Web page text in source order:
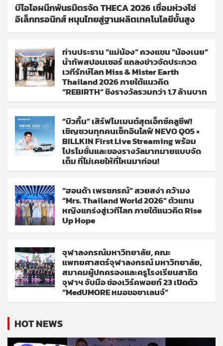
บีโอไอผนึกพันธมิตรจัด THECA 2026 เชื่อมห่วงโซ่
อิเล็กทรอนิกส์ หนุนไทยสู่ฐานผลิตเทคโนโลยีขั้นสูง
ท่านประธาน “แม่น้อง” ควงแขน “น้องเนย”
นำทัพสปอนเซอร์ แถลงข่าวจัดประกวด
เวทีรักษ์โลก Miss & Mister Earth
Thailand 2026 ภายใต้แนวคิด
“REBIRTH” ชิงรางวัลรวมกว่า 1.7 ล้านบาท
“บิวกิ้น” เสิร์ฟโมเมนต์สุดเอ็กซ์คลูซีฟ!
เชิญชวนทุกคนเช็กอินไลฟ์ NEVO Q05 ×
BILLKIN First Live Streaming พร้อม
โปรโมชั่นและของรางวัลมากมายแบบจัด
เต็ม ที่ไม่เคยให้ที่ไหนมาก่อน!
“ฮอนด้า เพรชภรณ์” สวยสง่า คว้ามง
“Mrs. Thailand World 2026” ตัวแทน
หญิงแกร่งสู่เวทีโลก ภายใต้แนวคิด Rise
Up Hope
จุฬาลงกรณ์มหาวิทยาลัย, คณะ
แพทยศาสตร์จุฬาลงกรณ์ มหาวิทยาลัย,
สมาคมผู้ปกครองและครูโรงเรียนสาธิต
จุฬาฯ จับมือ ช่องเวิร์คพอยท์ 23 เปิดตัว
“MedUMORE หมอขอชาเลนจ์”
HOT NEWS